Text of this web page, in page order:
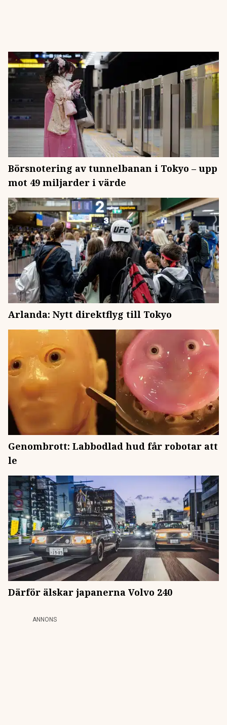
Börsnotering av tunnelbanan i Tokyo – upp
mot 49 miljarder i värde
Arlanda: Nytt direktflyg till Tokyo
Genombrott: Labbodlad hud får robotar att
le
Därför älskar japanerna Volvo 240
ANNONS